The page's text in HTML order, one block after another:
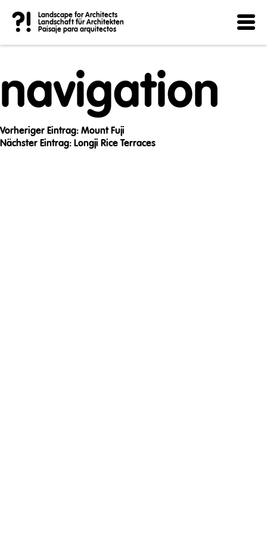
?!
Landscape for Architects
Landschaft für Architekten
Paisaje para arquitectos
Post
navigation
Vorheriger Eintrag: Mount Fuji
Nächster Eintrag: Longji Rice Terraces